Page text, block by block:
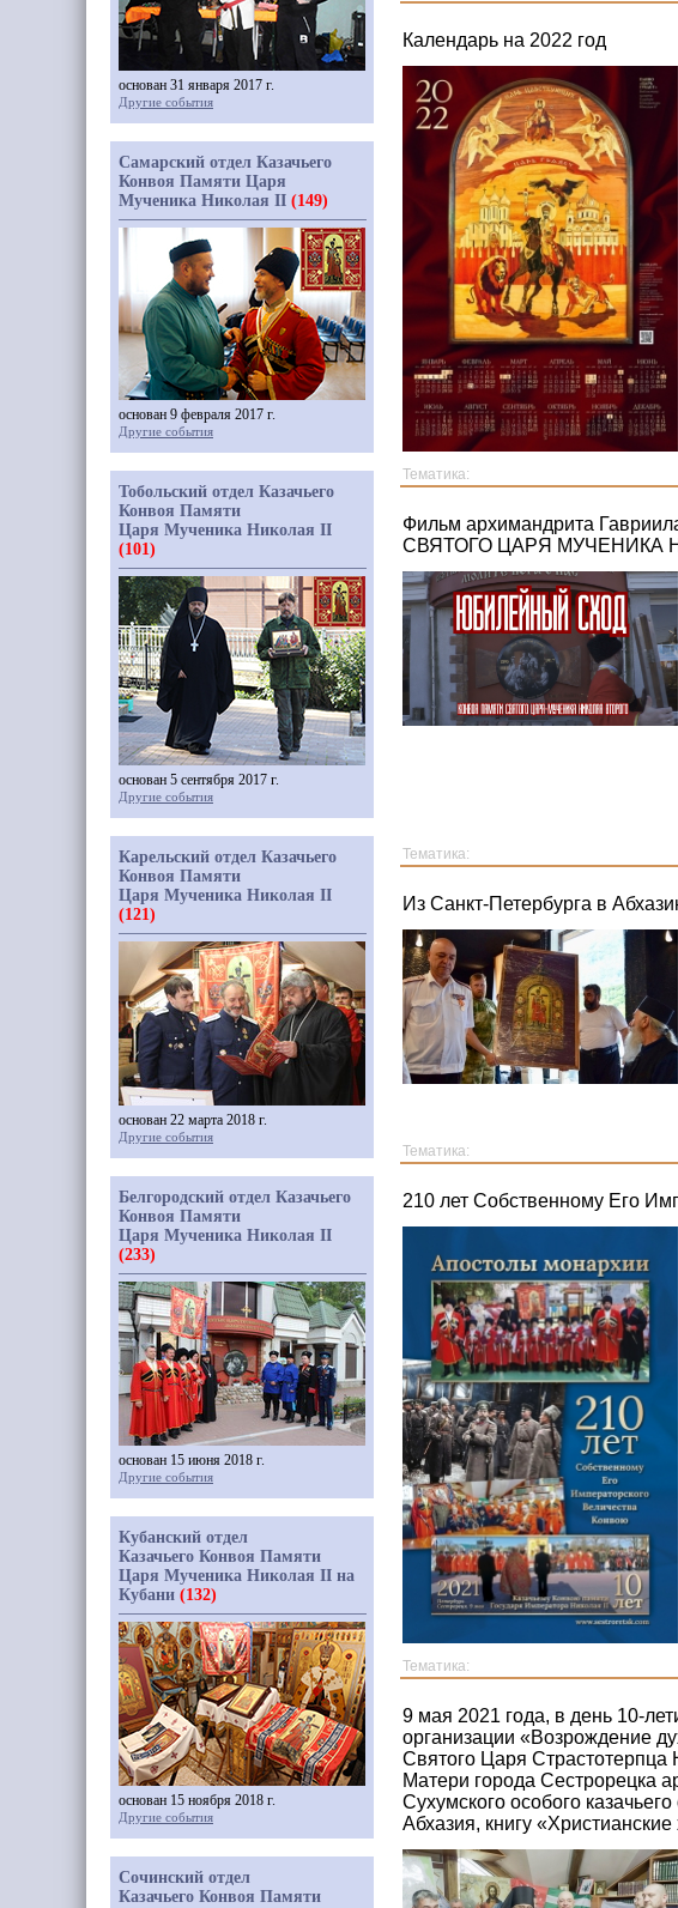
Календарь на 2022 год
Тематика:
Фильм архимандрита
СВЯТОГО ЦАРЯ МУЧЕНИКА
Тематика:
Из Санкт-Петербурга в
Тематика:
210 лет Собственному Его
Тематика:
9 мая 2021 года, в день 10-
организации «Возрождение
Святого Царя Страстотерпца
Матери города Сестрорецка
Сухумского особого
Абхазия, книгу
основан 31 января 2017 г.
Другие события
Самарский отдел Казачьего
Конвоя Памяти Царя
Мученика Николая II (149)
основан 9 февраля 2017 г.
Другие события
Тобольский отдел Казачьего
Конвоя Памяти
Царя Мученика Николая II
(101)
основан 5 сентября 2017 г.
Другие события
Карельский отдел Казачьего
Конвоя Памяти
Царя Мученика Николая II
(121)
основан 22 марта 2018 г.
Другие события
Белгородский отдел Казачьего
Конвоя Памяти
Царя Мученика Николая II
(233)
основан 15 июня 2018 г.
Другие события
Кубанский отдел
Казачьего Конвоя Памяти
Царя Мученика Николая II на
Кубани (132)
основан 15 ноября 2018 г.
Другие события
Сочинский отдел
Казачьего Конвоя Памяти